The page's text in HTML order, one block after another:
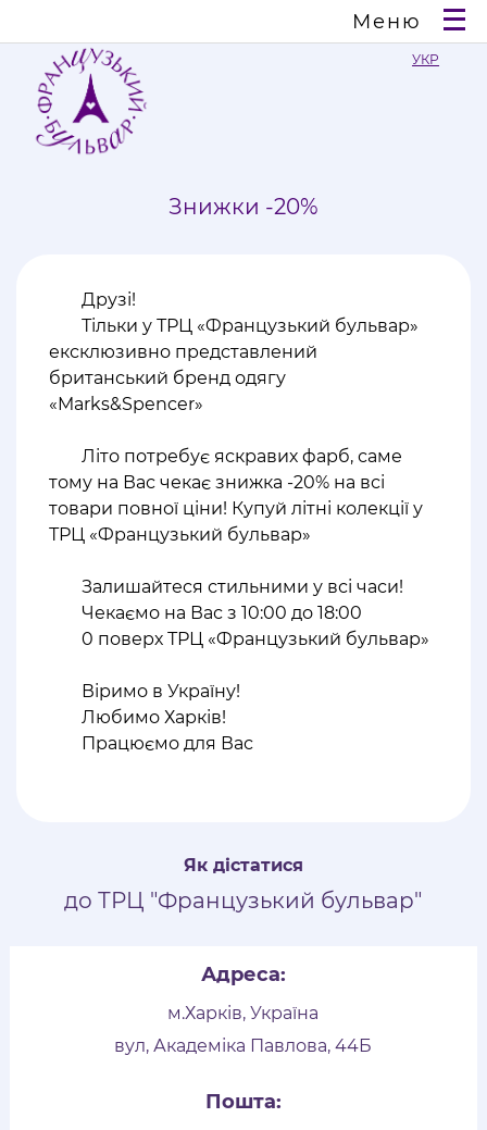
Меню
УКР
Знижки -20%
Друзі!
Тільки у ТРЦ «Французький бульвар»
ексклюзивно представлений
британський бренд одягу
«Marks&Spencer»
Літо потребує яскравих фарб, саме
тому на Вас чекає знижка -20% на всі
товари повної ціни! Купуй літні колекції у
ТРЦ «Французький бульвар»
Залишайтеся стильними у всі часи!
Чекаємо на Вас з 10:00 до 18:00
0 поверх ТРЦ «Французький бульвар»
Віримо в Україну!
Любимо Харків!
Працюємо для Вас
Як дістатися
до ТРЦ "Французький бульвар"
Адреса:
м.Харків, Україна
вул, Академіка Павлова, 44Б
Пошта: